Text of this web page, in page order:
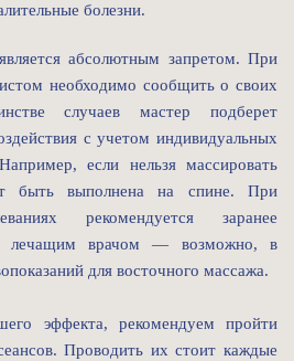
болезни.
абсолютным запретом. При
необходимо сообщить о своих
случаев мастер подберет
с учетом индивидуальных
если нельзя массировать
быть выполнена на спине. При
рекомендуется заранее
с лечащим врачом — возможно, в
для восточного массажа.
эффекта, рекомендуем пройти
Проводить их стоит каждые